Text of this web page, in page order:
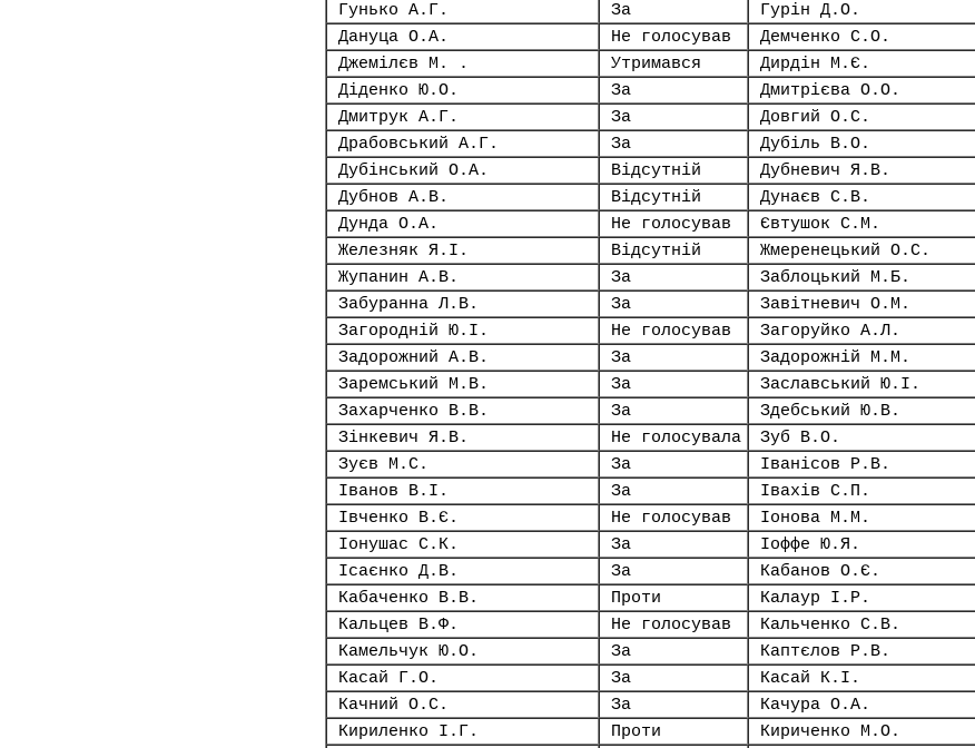
Гунько А.Г.
За Гурін Д.О.
Дануца О.А.
Не голосував Демченко С.О.
Джемілєв М. .
Утримався Дирдін М.Є.
Діденко Ю.О.
За Дмитрієва О.О.
Дмитрук А.Г.
За Довгий О.С.
Драбовський А.Г.
За Дубіль В.О.
Дубінський О.А.
Відсутній Дубневич Я.В.
Дубнов А.В.
Відсутній Дунаєв С.В.
Дунда О.А.
Не голосував Євтушок С.М.
Железняк Я.І.
Відсутній Жмеренецький О.С.
Жупанин А.В.
За Заблоцький М.Б.
Забуранна Л.В.
За Завітневич О.М.
Загородній Ю.І.
Не голосував Загоруйко А.Л.
Задорожний А.В.
За Задорожній М.М.
Заремський М.В.
За Заславський Ю.І.
Захарченко В.В.
За Здебський Ю.В.
Зінкевич Я.В.
Не голосувала Зуб В.О.
Зуєв М.С.
За Іванісов Р.В.
Іванов В.І.
За Івахів С.П.
Івченко В.Є.
Не голосував Іонова М.М.
Іонушас С.К.
За Іоффе Ю.Я.
Ісаєнко Д.В.
За Кабанов О.Є.
Кабаченко В.В.
Проти Калаур І.Р.
Кальцев В.Ф.
Не голосував Кальченко С.В.
Камельчук Ю.О.
За Каптєлов Р.В.
Касай Г.О.
За Касай К.І.
Качний О.С.
За Качура О.А.
Кириленко І.Г.
Проти Кириченко М.О.